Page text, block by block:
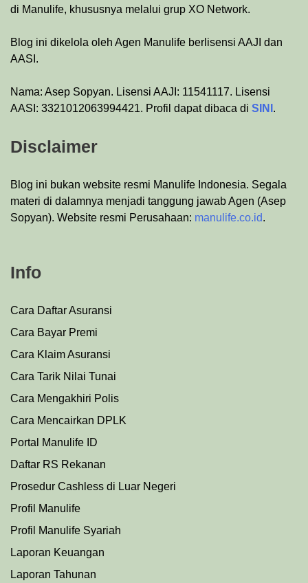
di Manulife, khususnya melalui grup XO Network.
Blog ini dikelola oleh Agen Manulife berlisensi AAJI dan
AASI.
Nama: Asep Sopyan. Lisensi AAJI: 11541117. Lisensi
AASI: 3321012063994421. Profil dapat dibaca di SINI .
Disclaimer
Blog ini bukan website resmi Manulife Indonesia. Segala
materi di dalamnya menjadi tanggung jawab Agen (Asep
Sopyan). Website resmi Perusahaan: manulife.co.id.
Info
Cara Daftar Asuransi
Cara Bayar Premi
Cara Klaim Asuransi
Cara Tarik Nilai Tunai
Cara Mengakhiri Polis
Cara Mencairkan DPLK
Portal Manulife ID
Daftar RS Rekanan
Prosedur Cashless di Luar Negeri
Profil Manulife
Profil Manulife Syariah
Laporan Keuangan
Laporan Tahunan